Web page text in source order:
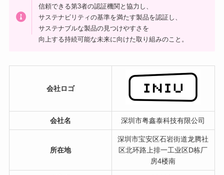
信頼できる第3者の認証機関と協力し、
サステナビリティの基準を満たす製品を認証し、
サステナブルな製品の見つけやすさを
向上する持続可能な未来に向けた取り組みのこと。
会社ロゴ
会社名 深圳市粤鑫泰科技有限公司
所在地
深圳市宝安区石岩街道龙腾社
区北环路上排一工业区D栋厂
房4楼南